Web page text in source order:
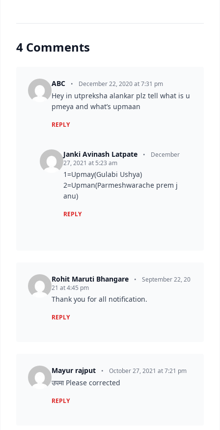
4 Comments
ABC • December 22, 2020 at 7:31 pm
Hey in utpreksha alankar plz tell what is u
pmeya and what’s upmaan
REPLY
Janki Avinash Latpate •
December
27, 2021 at 5:23 am
1=Upmay(Gulabi Ushya)
2=Upman(Parmeshwarache prem j
anu)
REPLY
Rohit Maruti Bhangare •
September 22, 20
21 at 4:45 pm
Thank you for all notification.
REPLY
Mayur rajput • October 27, 2021 at 7:21 pm
उपमा Please corrected
REPLY